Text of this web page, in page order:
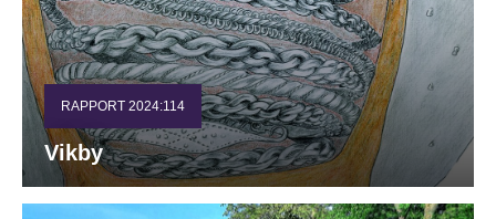
RAPPORT 2024:114
Vikby